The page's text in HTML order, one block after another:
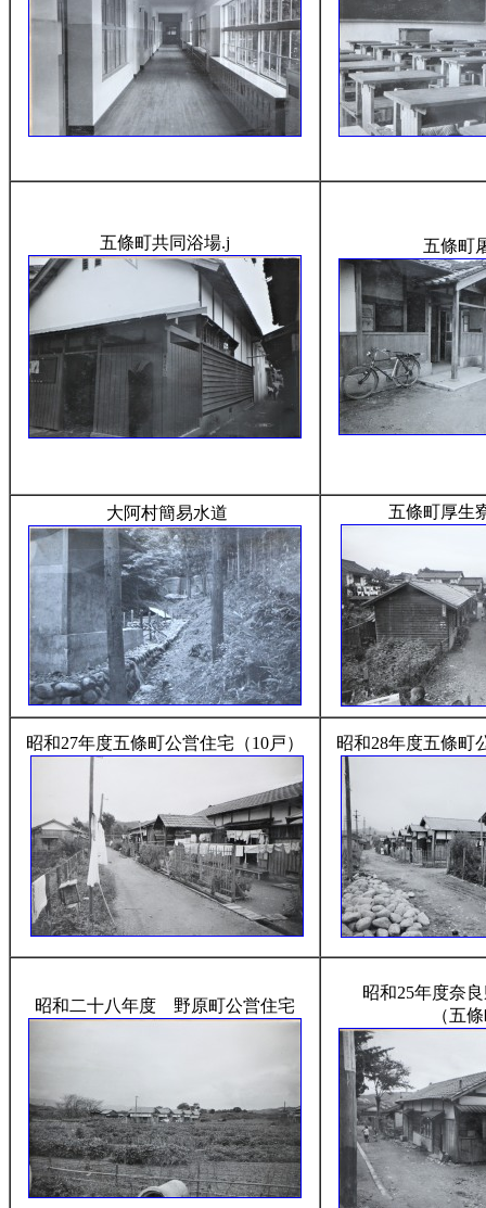
五條町共同浴場.j 五條町
大阿村簡易水道 五條町厚生
昭和27年度五條町公営住宅（10戸） 昭和28年度五條町
昭和二十八年度 野原町公営住宅
昭和25年度奈
（五